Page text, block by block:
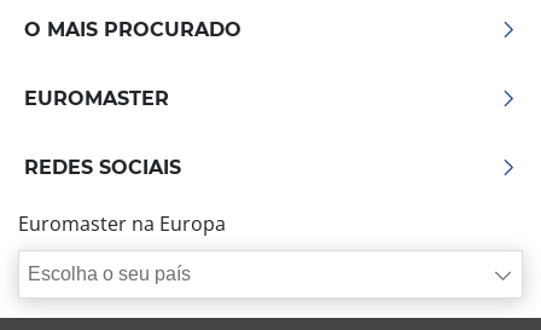
O MAIS PROCURADO
EUROMASTER
REDES SOCIAIS
Euromaster na Europa
Escolha o seu país